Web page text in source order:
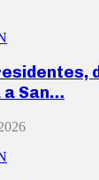
San…